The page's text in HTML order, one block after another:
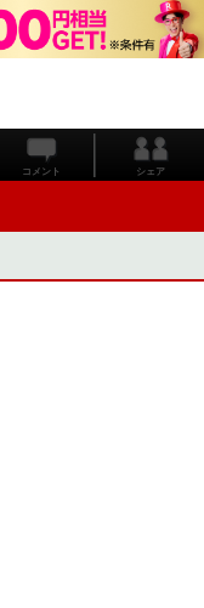
コメント シェア